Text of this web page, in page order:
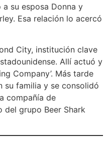
su esposa Donna y
Esa relación lo acercó
City, institución clave
Allí actuó y
Company’. Más tarde
su familia y se consolidó
compañía de
del grupo Beer Shark